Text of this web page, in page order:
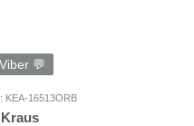
💬
KEA-16513ORB
Kraus